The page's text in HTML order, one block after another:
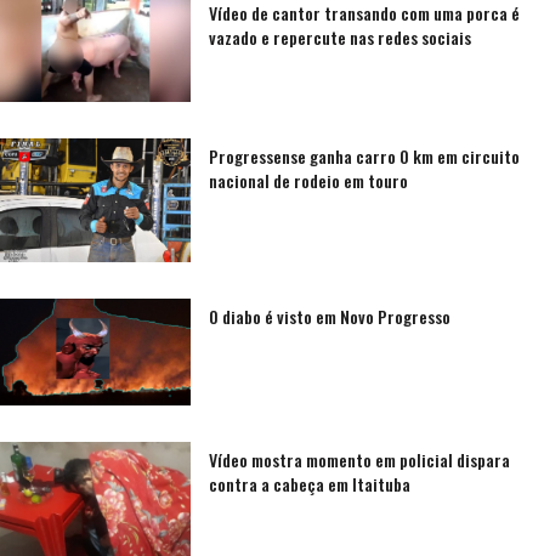
Vídeo de cantor transando com uma porca é
vazado e repercute nas redes sociais
Progressense ganha carro 0 km em circuito
nacional de rodeio em touro
O diabo é visto em Novo Progresso
Vídeo mostra momento em policial dispara
contra a cabeça em Itaituba